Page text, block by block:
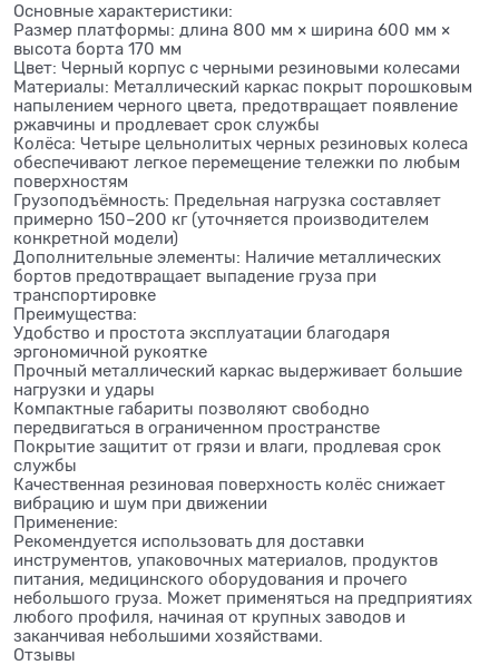
Основные характеристики:
Размер платформы: длина 800 мм × ширина 600 мм ×
высота борта 170 мм
Цвет: Черный корпус с черными резиновыми колесами
Материалы: Металлический каркас покрыт порошковым
напылением черного цвета, предотвращает появление
ржавчины и продлевает срок службы
Колёса: Четыре цельнолитых черных резиновых колеса
обеспечивают легкое перемещение тележки по любым
поверхностям
Грузоподъёмность: Предельная нагрузка составляет
примерно 150–200 кг (уточняется производителем
конкретной модели)
Дополнительные элементы: Наличие металлических
бортов предотвращает выпадение груза при
транспортировке
Преимущества:
Удобство и простота эксплуатации благодаря
эргономичной рукоятке
Прочный металлический каркас выдерживает большие
нагрузки и удары
Компактные габариты позволяют свободно
передвигаться в ограниченном пространстве
Покрытие защитит от грязи и влаги, продлевая срок
службы
Качественная резиновая поверхность колёс снижает
вибрацию и шум при движении
Применение:
Рекомендуется использовать для доставки
инструментов, упаковочных материалов, продуктов
питания, медицинского оборудования и прочего
небольшого груза. Может применяться на предприятиях
любого профиля, начиная от крупных заводов и
заканчивая небольшими хозяйствами.
Отзывы